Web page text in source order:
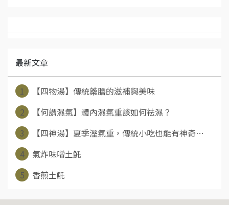
最新文章
1
【四物湯】傳統藥膳的滋補與美味
2
【何謂濕氣】體內濕氣重該如何祛濕？
3
【四神湯】夏季溼氣重，傳統小吃也能有神奇⋯
4
氣炸味噌土魠
5
香煎土魠